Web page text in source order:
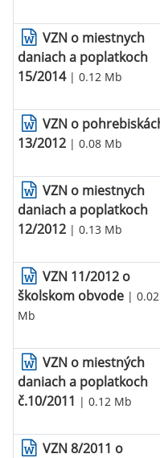
VZN o miestnych
daniach a poplatkoch
15/2014| 0.12 Mb
VZN o
13/2012 | 0.08 Mb
VZN o miestnych
daniach a poplatkoch
12/2012 | 0.13 Mb
VZN 11/2012 o
školskom obvode | 0.02
Mb
VZN o miestných
daniach a poplatkoch
č.10/2011 | 0.12 Mb
VZN 8/2011 o